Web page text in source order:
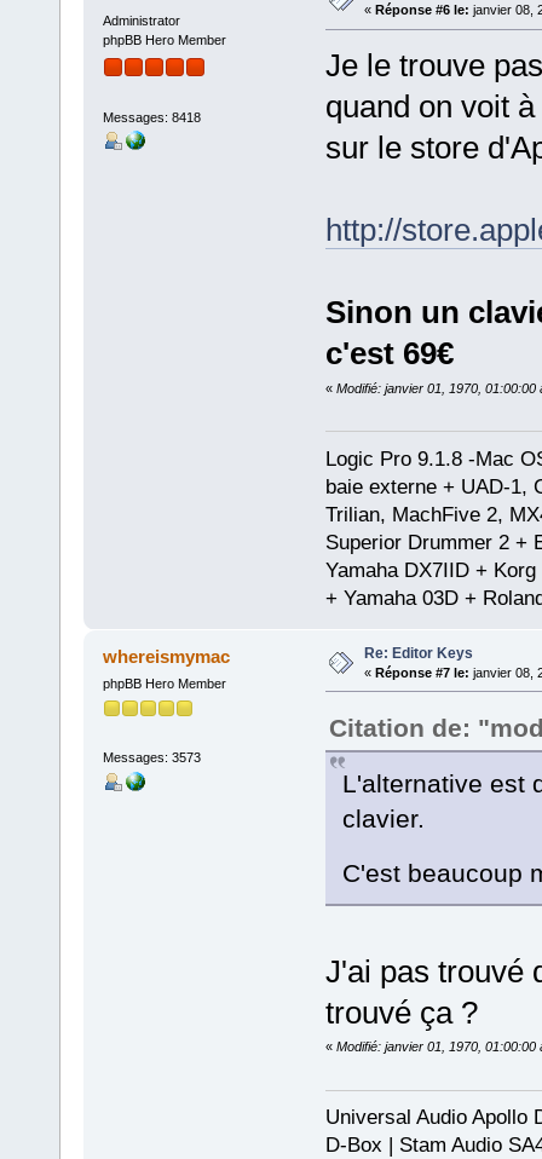
Administrator
phpBB Hero Member
Messages: 8418
« Réponse #6 le: janvier 08,
Je le trouve
quand on voit
sur le store
http://
Sinon un
c'est 69€
« Modifié: janvier 01, 1970, 01:00:00
Logic Pro 9.1.8 -Mac
baie externe + UAD-1,
Trilian, MachFive 2,
Superior Drummer 2 +
Yamaha DX7IID +
+ Yamaha 03D +
whereismymac
phpBB Hero Member
Messages: 3573
Re: Editor Keys
« Réponse #7 le: janvier 08,
Citation de:
L'alternative est
clavier.
C'est beaucoup
J'ai pas trouvé
trouvé ça ?
« Modifié: janvier 01, 1970, 01:00:00
Universal Audio Apollo
D-Box | Stam Audio